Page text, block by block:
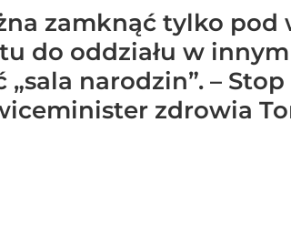
zamknąć tylko
do oddziału w
narodzin”. –
zdrowia